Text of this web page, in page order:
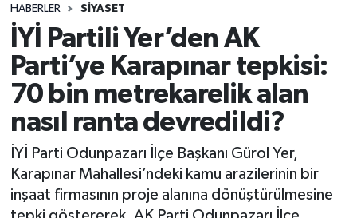
HABERLER SİYASET
İYİ Partili Yer’den AK
Parti’ye Karapınar tepkisi:
70 bin metrekarelik alan
nasıl ranta devredildi?
İYİ Parti Odunpazarı İlçe Başkanı Gürol Yer,
Karapınar Mahallesi’ndeki kamu arazilerinin bir
inşaat firmasının proje alanına dönüştürülmesine
SPOR
YAŞAM
Son Dakika Haberleri
Haber Arşivi